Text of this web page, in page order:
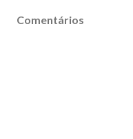
Comentários